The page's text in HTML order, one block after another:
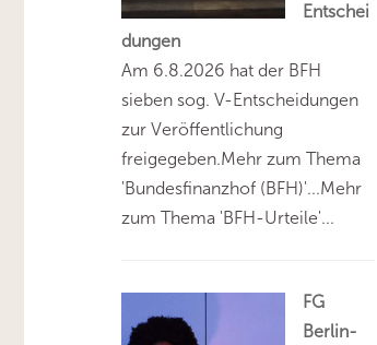
Entschei
dungen
Am 6.8.2026 hat der BFH
sieben sog. V-Entscheidungen
zur Veröffentlichung
freigegeben.Mehr zum Thema
'Bundesfinanzhof (BFH)'...Mehr
zum Thema 'BFH-Urteile'...
FG
Berlin-